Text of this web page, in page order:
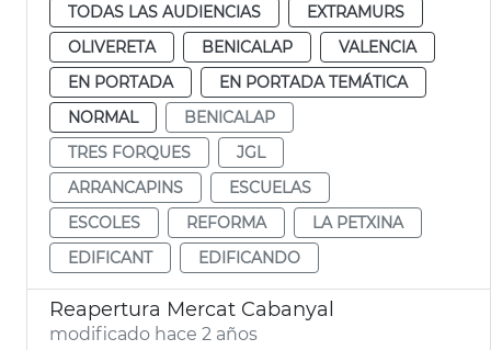
TODAS LAS AUDIENCIAS
EXTRAMURS
OLIVERETA
BENICALAP
VALENCIA
EN PORTADA
EN PORTADA TEMÁTICA
NORMAL
BENICALAP
TRES FORQUES
JGL
ARRANCAPINS
ESCUELAS
ESCOLES
REFORMA
LA PETXINA
EDIFICANT
EDIFICANDO
Reapertura Mercat Cabanyal
modificado hace 2 años